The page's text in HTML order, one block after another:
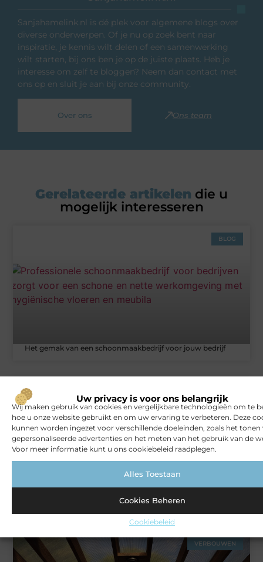
Uw privacy is voor ons belangrijk
Wij maken gebruik van cookies en vergelijkbare technologieën om te
hoe u onze website gebruikt en om uw ervaring te verbeteren. Deze
kunnen worden ingezet voor verschillende doeleinden, zoals het tonen
gepersonaliseerde advertenties en het meten van het gebruik van de
Voor meer informatie kunt u ons cookiebeleid raadplegen.
Alles Toestaan
Cookies Beheren
Cookiebeleid
Sanjahamelink.nl is dé plek voor algemene blogs over
diverse onderwerpen. Of je nu op zoek bent naar
inspiratie, je kennis wilt delen of een samenwerking
wilt starten, bij ons ben je op de juiste plaats. Heb je
interesse om zelf te bloggen? Neem dan contact met
ons op en sluit je aan bij onze community.
Over ons Ons team
Gerelateerde artikelen die u
mogelijk interesseren
BLOG
Het gemak van een schoonmaakbedrijf voor jouw bedrijf
Rust en vertrouwen op elke locatie
VERBOUWEN